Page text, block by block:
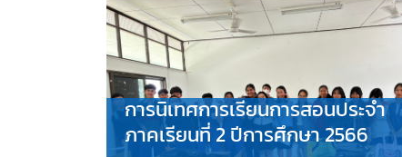
การนิเทศการเรียนการสอนประจำ
ภาคเรียนที่ 2 ปีการศึกษา 2566